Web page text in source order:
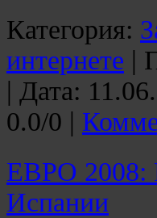
Категория:
интернете |
| Дата:
0.0/0 |
ЕВРО 2008:
Испании